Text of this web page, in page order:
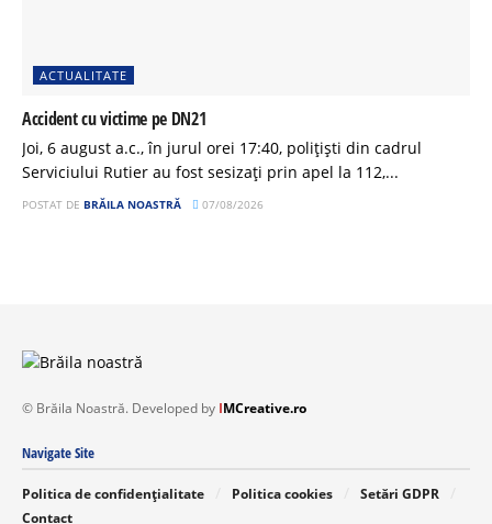
ACTUALITATE
Accident cu victime pe DN21
Joi, 6 august a.c., în jurul orei 17:40, polițiști din cadrul
Serviciului Rutier au fost sesizați prin apel la 112,...
POSTAT DE BRĂILA NOASTRĂ 07/08/2026
© Brăila Noastră. Developed by IMCreative.ro
Navigate Site
Politica de confidențialitate Politica cookies
Setări GDPR
Contact